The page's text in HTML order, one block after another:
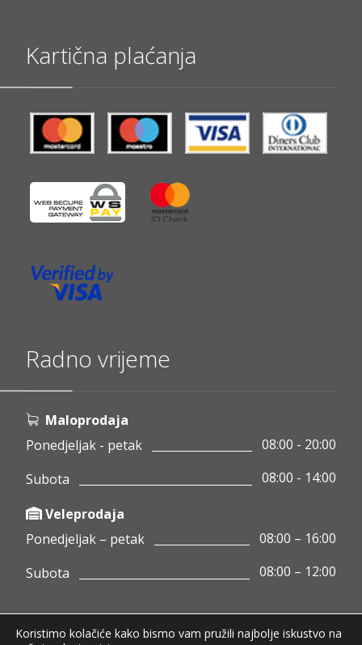
Kartična plaćanja
Radno vrijeme
Maloprodaja
Ponedjeljak - petak
08:00 - 20:00
Subota
08:00 - 14:00
Veleprodaja
Ponedjeljak – petak
08:00 – 16:00
Subota
08:00 – 12:00
Koristimo kolačiće kako bismo vam pružili najbolje iskustvo na